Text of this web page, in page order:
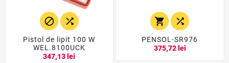
 
Pistol de lipit 100 W
WEL.8100UCK
347,13 lei
 
PENSOL-SR976
375,72 lei